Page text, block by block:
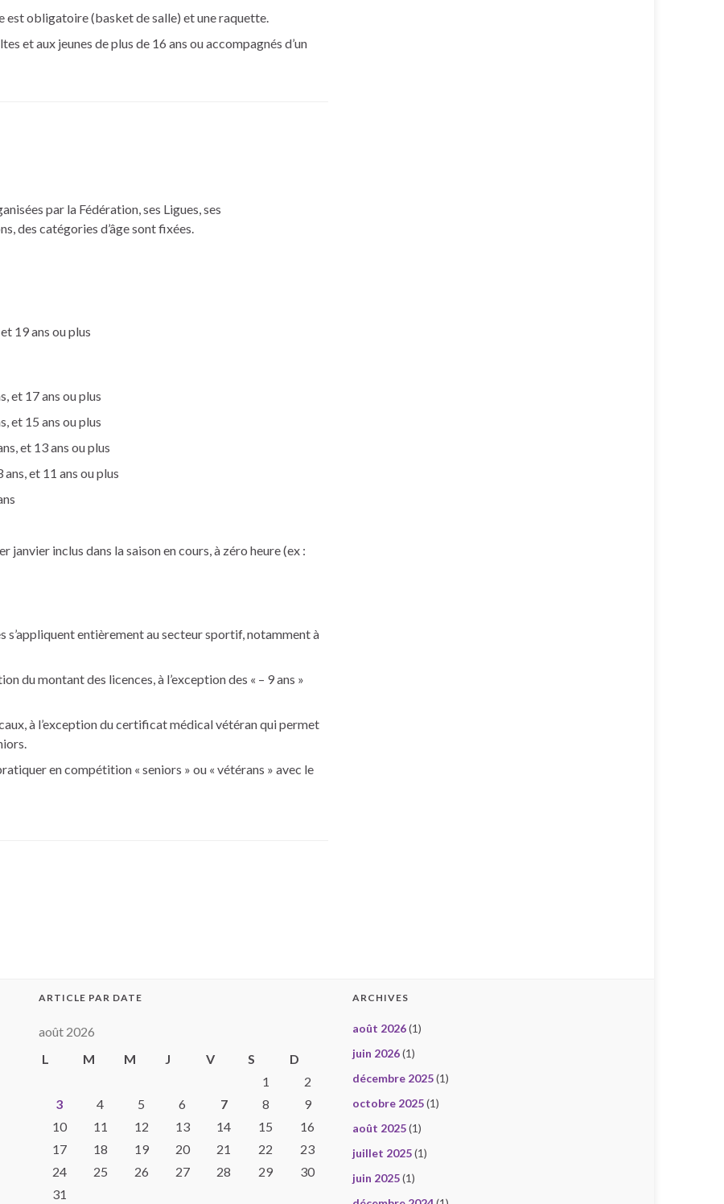
obligatoire (basket de salle) et une raquette.
et aux jeunes de plus de 16 ans ou accompagnés d’un
par la Fédération, ses Ligues, ses
des catégories d’âge sont fixées.
19 ans ou plus
et 17 ans ou plus
et 15 ans ou plus
et 13 ans ou plus
et 11 ans ou plus
janvier inclus dans la saison en cours, à zéro heure (ex :
s’appliquent entièrement au secteur sportif, notamment à
du montant des licences, à l’exception des « – 9 ans »
à l’exception du certificat médical vétéran qui permet
en compétition « seniors » ou « vétérans » avec le
ARTICLE PAR DATE
août 2026
L
M M J V S
D
1
2
3
4 5 6 7 8
9
10
11 12 13 14 15
16
17
18 19 20 21 22
23
24
25 26 27 28 29
30
31
ARCHIVES
août 2026(1)
juin 2026(1)
décembre 2025(1)
octobre 2025(1)
août 2025(1)
juillet 2025(1)
juin 2025(1)